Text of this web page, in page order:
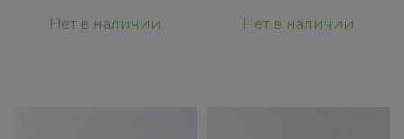
Нет в наличии Нет в наличии